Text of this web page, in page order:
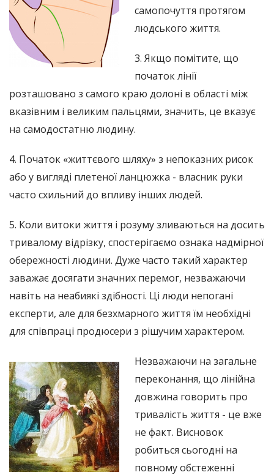
самопочуття протягом
людського життя.
3. Якщо помітите, що
початок лінії
розташовано з самого краю долоні в області між
вказівним і великим пальцями, значить, це вказує
на самодостатню людину.
4. Початок «життєвого шляху» з непоказних рисок
або у вигляді плетеної ланцюжка - власник руки
часто схильний до впливу інших людей.
5. Коли витоки життя і розуму зливаються на досить
тривалому відрізку, спостерігаємо ознака надмірної
обережності людини. Дуже часто такий характер
заважає досягати значних перемог, незважаючи
навіть на неабиякі здібності. Ці люди непогані
експерти, але для безхмарного життя їм необхідні
для співпраці продюсери з рішучим характером.
Незважаючи на загальне
переконання, що лінійна
довжина говорить про
тривалість життя - це вже
не факт. Висновок
робиться сьогодні на
повному обстеженні